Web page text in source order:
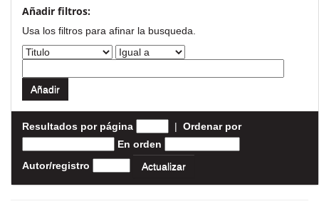
Añadir filtros:
Usa los filtros para afinar la busqueda.
Resultados por página | Ordenar por
En orden
Autor/registro